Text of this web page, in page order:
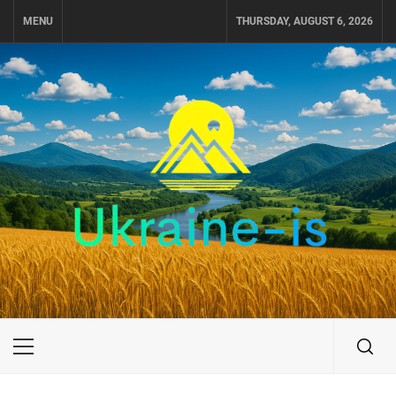
MENU THURSDAY, AUGUST 6, 2026
UKRAINE-IS
ПУТЕШЕСТВИЕ ПО УКРАИНЕ
Primary